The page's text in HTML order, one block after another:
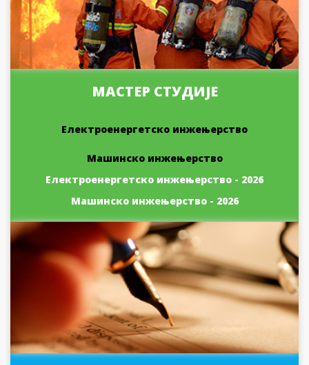
МАСТЕР СТУДИЈЕ
Електроенергетско инжењерство
Машинско инжењерство
Електроенергетско инжењерство - 2026
Машинско инжењерство - 2026